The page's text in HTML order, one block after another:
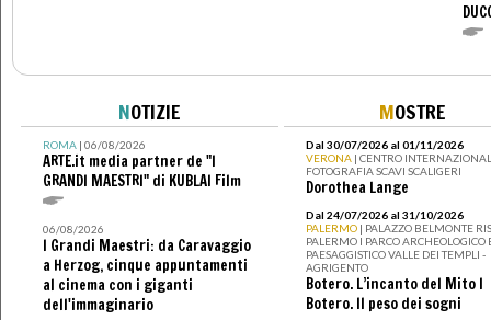
NOTIZIE
ROMA| 06/08/2026
ARTE.it media partner de "I
GRANDI MAESTRI" di KUBLAI Film
06/08/2026
I Grandi Maestri: da Caravaggio
a Herzog, cinque appuntamenti
al cinema con i giganti
dell'immaginario
MOSTRE
Dal 30/07/2026 al 01/11/2026
VERONA | CENTRO
FOTOGRAFIA SCAVI SCALIGERI
Dorothea Lange
Dal 24/07/2026 al 31/10/2026
PALERMO | PALAZZO BELMONTE
PALERMO I PARCO ARCHEOLOGICO
PAESAGGISTICO VALLE DEI TEMPLI -
AGRIGENTO
Botero. L’incanto del Mito I
Botero. Il peso dei sogni